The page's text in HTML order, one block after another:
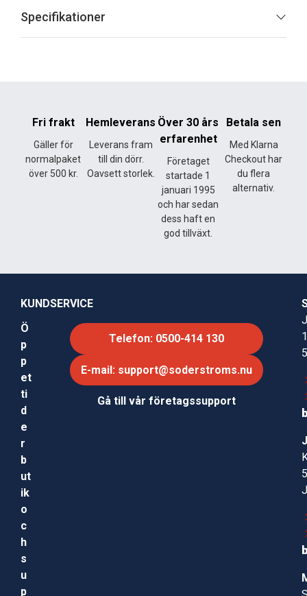
Specifikationer
Fri frakt
Gäller för
normalpaket
över 500 kr.
Hemleverans
Leverans fram
till din dörr.
Oavsett storlek.
Över 30 års
erfarenhet
Företaget
startade 1
januari 1995
och har sedan
dess haft en
god tillväxt.
Betala sen
Med Klarna
Checkout har
du flera
alternativ.
KUNDSERVICE
Ö
p
p
et
ti
d
e
r
b
ut
ik
o
c
h
s
u
p
Telefon: 0500-414 130
E-mail: support@soderstroms.nu
Gå till vår företagssupport